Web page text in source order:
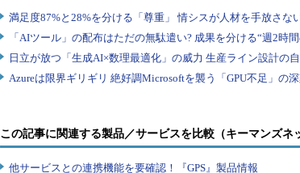
この記事に関連する製品／サービスを比較（キーマンズネ
他サービスとの連携機能を要確認！『GPS』製品情報